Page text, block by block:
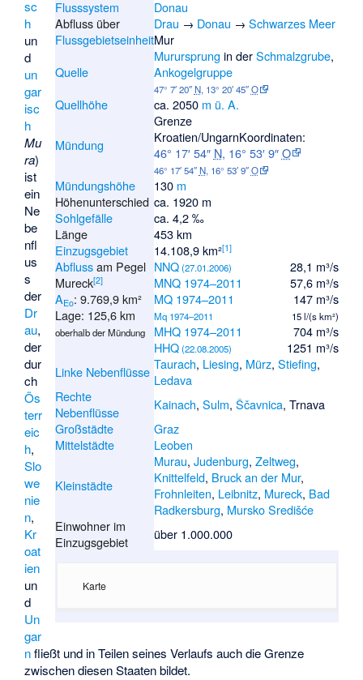
Flusssystem
Donau
Abfluss über
Drau → Donau → Schwarzes Meer
FlussgebietseinheitMur
Quelle
Murursprung in derSchmalzgrube,
Ankogelgruppe
47° 7′ 20″N, 13° 20′ 45″O
Quellhöhe ca. 2050 m ü. A.
Mündung
Grenze
Kroatien/UngarnKoordinaten:
46° 17′ 54″ N, 16° 53′ 9″O
46° 17′ 54″N, 16° 53′ 9″O
Mündungshöhe 130 m
Höhenunterschied ca. 1920 m
Sohlgefälle
ca. 4,2 ‰
Länge
453 km
Einzugsgebiet
14.108,9 km²[1]
Abflussam Pegel
Mureck[2]
AEo: 9.769,9 km²
Lage: 125,6 km
oberhalb der Mündung
NNQ(27.01.2006)
MNQ 1974–2011
MQ 1974–2011
Mq 1974–2011
MHQ 1974–2011
HHQ(22.08.2005)
28,1 m³/s
57,6 m³/s
147 m³/s
15 l/(s km²)
704 m³/s
1251 m³/s
Linke Nebenflüsse Taurach, Liesing, Mürz, Stiefing,
Ledava
Rechte
Nebenflüsse
Kainach, Sulm, Ščavnica, Trnava
Großstädte
Graz
Mittelstädte
Leoben
Kleinstädte
Murau, Judenburg, Zeltweg,
Knittelfeld, Bruck an der Mur,
Frohnleiten, Leibnitz, Mureck, Bad
Radkersburg, Mursko Središće
Einwohner im
Einzugsgebiet
über 1.000.000
Karte
sc
h
un
d
un
gar
isc
h
Mu
ra)
ist
ein
Ne
be
nfl
us
s
der
Dr
au,
der
dur
ch
Ös
terr
eic
h,
Slo
we
nie
n,
Kr
oat
ien
un
d
Un
gar
nfließt und in Teilen seines Verlaufs auch die Grenze
zwischen diesen Staaten bildet.